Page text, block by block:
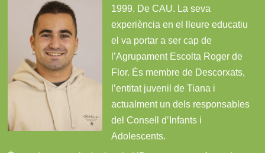
1999. De CAU. La seva
experiència en el lleure educatiu
el va portar a ser cap de
l’Agrupament Escolta Roger de
Flor. És membre de Descorxats,
l’entitat juvenil de Tiana i
actualment un dels responsables
del Consell d’Infants i
Adolescents.